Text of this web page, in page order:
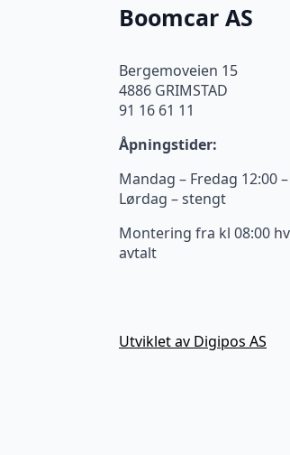
Boomcar AS
Bergemoveien 15
4886 GRIMSTAD
91 16 61 11
Åpningstider:
Mandag – Fredag 12:00
Lørdag – stengt
Montering fra kl 08:00
avtalt
Utviklet av Digipos AS